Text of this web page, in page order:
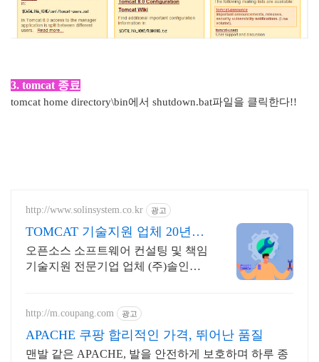
3. tomcat 종료
tomcat home directory\bin에서 shutdown.bat파일을 클릭한다!!
http://www.solinsystem.co.kr 광고
TOMCAT 기술지원 업체 20년이
상 기술지원 노하우
오픈소스 소프트웨어 컨설팅 및 책임
기술지원 전문기업 업체 (주)솔인시
http://m.coupang.com 광고
APACHE 쿠팡 합리적인 가격, 뛰어난 품질
맨발 같은 APACHE, 발을 안전하게 보호하며 하루 종